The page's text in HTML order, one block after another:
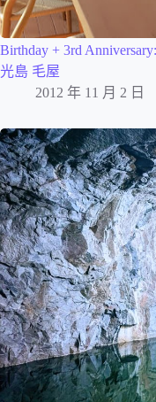
Birthday + 3rd
光島 毛屋
2012 年 11 月 2 日